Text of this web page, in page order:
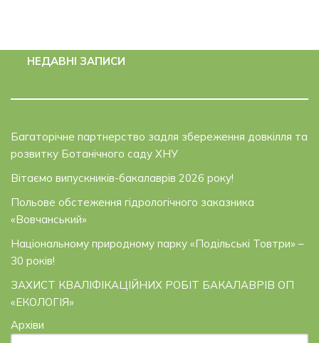
НЕДАВНІ ЗАПИСИ
Багаторічне партнерство задля збереження довкілля та
розвитку Ботанічного саду ХНУ
Вітаємо випускників-бакалаврів 2026 року!
Польове обстеження гідрологічного заказника
«Вовчанський»
Національному природному парку «Подільські Товтри» –
30 років!
ЗАХИСТ КВАЛІФІКАЦІЙНИХ РОБІТ БАКАЛАВРІВ ОП
«ЕКОЛОГІЯ»
Архіви